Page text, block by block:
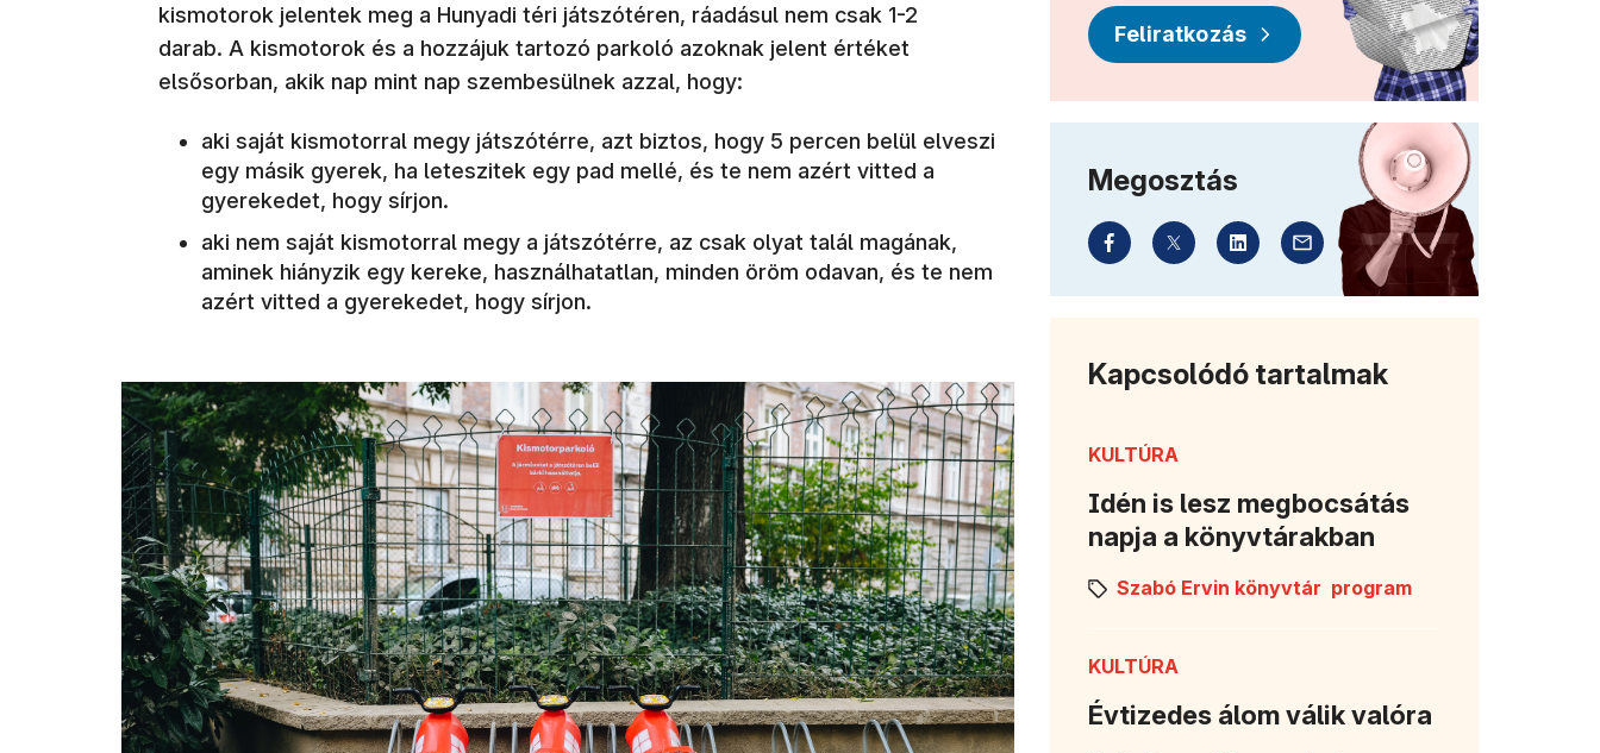
kismotorok jelentek meg a Hunyadi téri játszótéren, ráadásul nem csak 1-2
darab. A kismotorok és a hozzájuk tartozó parkoló azoknak jelent értéket
elsősorban, akik nap mint nap szembesülnek azzal, hogy:
aki saját kismotorral megy játszótérre, azt biztos, hogy 5 percen belül elveszi
egy másik gyerek, ha leteszitek egy pad mellé, és te nem azért vitted a
gyerekedet, hogy sírjon.
aki nem saját kismotorral megy a játszótérre, az csak olyat talál magának,
aminek hiányzik egy kereke, használhatatlan, minden öröm odavan, és te nem
azért vitted a gyerekedet, hogy sírjon.
Feliratkozás
Megosztás
Kapcsolódó tartalmak
KULTÚRA
Idén is lesz megbocsátás
napja a könyvtárakban
Szabó Ervin könyvtár program
KULTÚRA
Évtizedes álom válik valóra